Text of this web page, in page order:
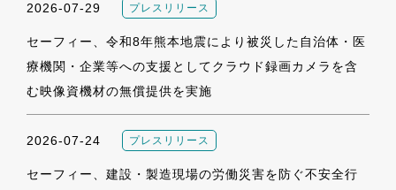
2026-07-29 プレスリリース
セーフィー、令和8年熊本地震により被災した自治体・医
療機関・企業等への支援としてクラウド録画カメラを含
む映像資機材の無償提供を実施
2026-07-24 プレスリリース
セーフィー、建設・製造現場の労働災害を防ぐ不安全行